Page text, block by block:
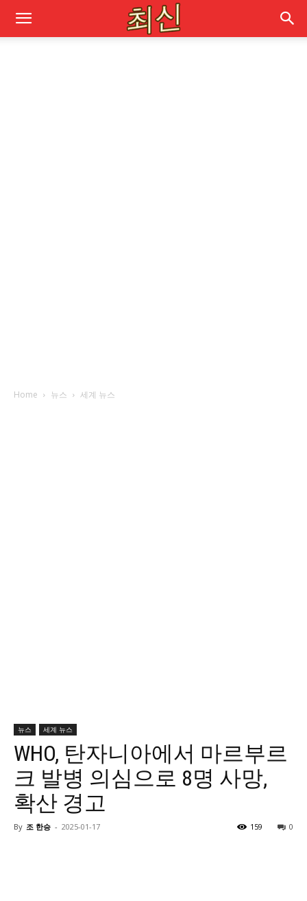
Home 뉴스 세계 뉴스
뉴스 세계 뉴스
WHO, 탄자니아에서 마르부르
크 발병 의심으로 8명 사망,
확산 경고
By 조 한승 - 2025-01-17 0
159